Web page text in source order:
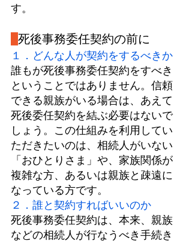
す。
死後事務委任契約の前に
１．どんな人が契約をするべきか
誰もが死後事務委任契約をすべき
ということではありません。信頼
できる親族がいる場合は、あえて
死後委任契約を結ぶ必要はないで
しょう。この仕組みを利用してい
ただきたいのは、相続人がいない
「おひとりさま」や、家族関係が
複雑な方、あるいは親族と疎遠に
なっている方です。
２．誰と契約すればいいのか
死後事務委任契約は、本来、親族
などの相続人が行なうべき手続き